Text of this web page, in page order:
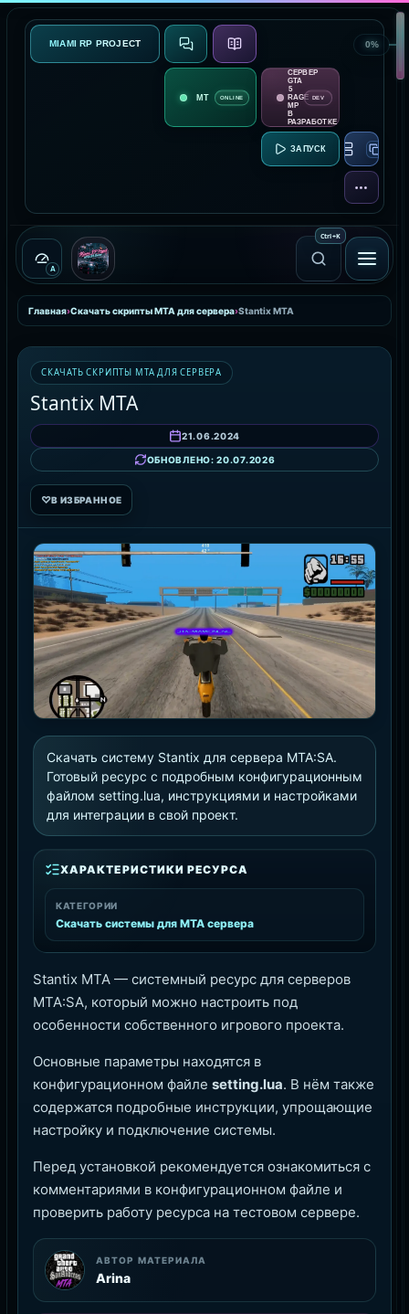
MIAMI RP PROJECT О ПРОЕКТЕ
ONLINE
СЕРВЕР
GTA
5
RAGE
MP
В
РАЗРАБОТКЕ
DEV
RAGE
ЕЩЁ
Ctrl+K
A
Главная›Скачать скрипты MTA для сервера›Stantix MTA
СКАЧАТЬ СКРИПТЫ MTA ДЛЯ СЕРВЕРА
Stantix MTA
21.06.2024
ОБНОВЛЕНО: 20.07.2026
♡В ИЗБРАННОЕ
Скачать систему Stantix для сервера MTA:SA.
Готовый ресурс с подробным конфигурационным
файлом setting.lua, инструкциями и настройками
для интеграции в свой проект.
ХАРАКТЕРИСТИКИ РЕСУРСА
КАТЕГОРИИ
Скачать системы для MTA сервера
Stantix MTA — системный ресурс для серверов
MTA:SA, который можно настроить под
особенности собственного игрового проекта.
Основные параметры находятся в
конфигурационном файле setting.lua. В нём также
содержатся подробные инструкции, упрощающие
настройку и подключение системы.
Перед установкой рекомендуется ознакомиться с
комментариями в конфигурационном файле и
проверить работу ресурса на тестовом сервере.
АВТОР МАТЕРИАЛА
Arina
0%